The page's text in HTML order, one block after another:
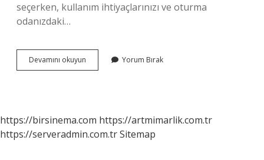
seçerken, kullanım ihtiyaçlarınızı ve oturma
odanızdaki…
Devamını okuyun
Koltuğa
Yorum Bırak
https://birsinema.com https://artmimarlik.com.tr
https://serveradmin.com.trSitemap